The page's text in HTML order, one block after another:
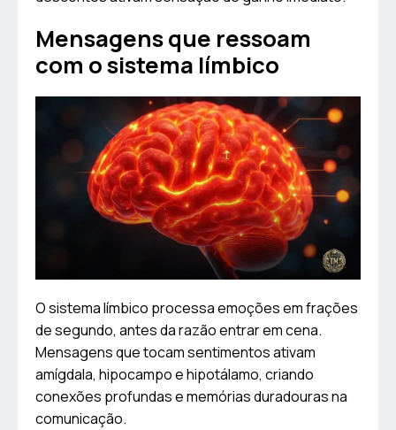
Mensagens que ressoam
com o sistema límbico
O sistema límbico processa emoções em frações
de segundo, antes da razão entrar em cena.
Mensagens que tocam sentimentos ativam
amígdala, hipocampo e hipotálamo, criando
conexões profundas e memórias duradouras na
comunicação.